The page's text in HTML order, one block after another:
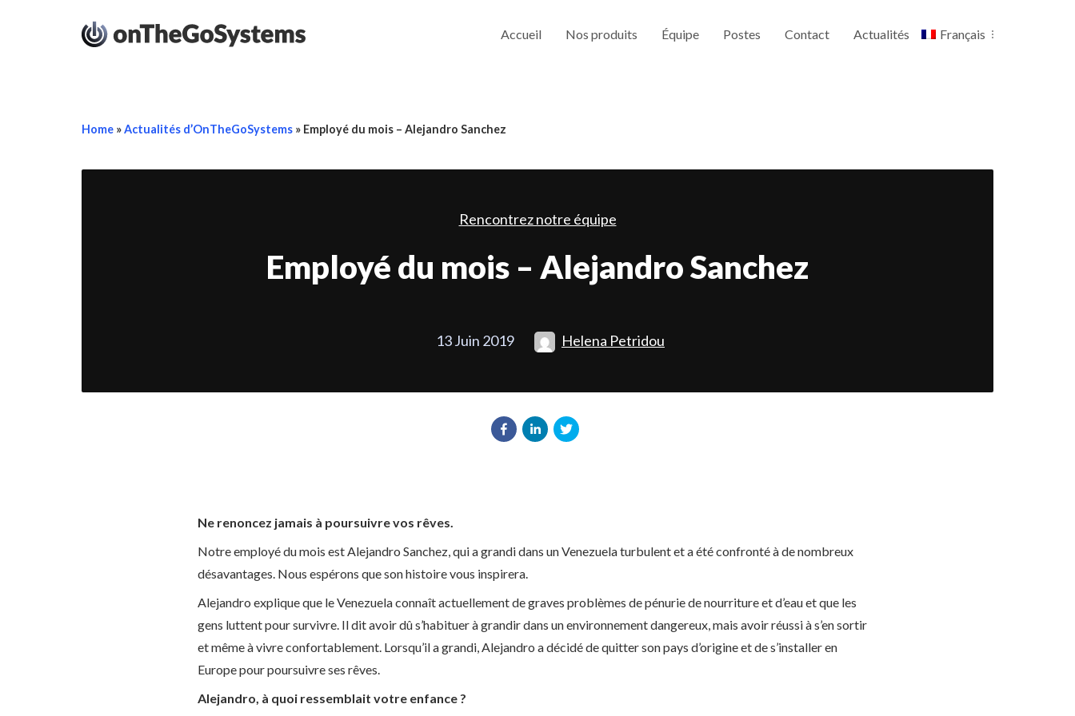
Accueil Nos produits Équipe Postes Contact Actualités Français
Home »Actualités d’OnTheGoSystems » Employé du mois – Alejandro Sanchez
Rencontrez notre équipe
Employé du mois – Alejandro Sanchez
13 Juin 2019 Helena Petridou
Ne renoncez jamais à poursuivre vos rêves.
Notre employé du mois est Alejandro Sanchez, qui a grandi dans un Venezuela turbulent et a été confronté à de nombreux
désavantages. Nous espérons que son histoire vous inspirera.
Alejandro explique que le Venezuela connaît actuellement de graves problèmes de pénurie de nourriture et d’eau et que les
gens luttent pour survivre. Il dit avoir dû s’habituer à grandir dans un environnement dangereux, mais avoir réussi à s’en sortir
et même à vivre confortablement. Lorsqu’il a grandi, Alejandro a décidé de quitter son pays d’origine et de s’installer en
Europe pour poursuivre ses rêves.
Alejandro, à quoi ressemblait votre enfance ?